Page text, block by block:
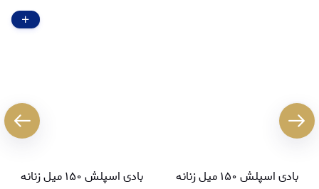
بادی اسپلش ۱۵۰ میل زنانه
بادی اسپلش ۱۵۰ میل زنانه